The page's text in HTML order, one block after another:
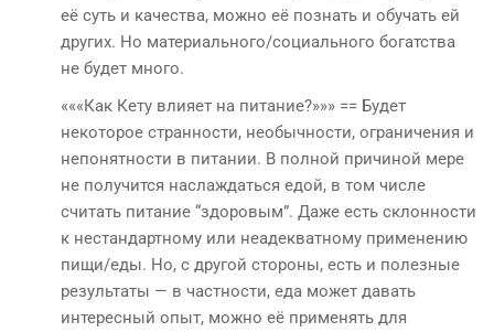
её суть и качества, можно её познать и обучать ей
других. Но материального/социального богатства
не будет много.
«««Как Кету влияет на питание?»»» == Будет
некоторое странности, необычности, ограничения и
непонятности в питании. В полной причиной мере
не получится наслаждаться едой, в том числе
считать питание “здоровым”. Даже есть склонности
к нестандартному или неадекватному применению
пищи/еды. Но, с другой стороны, есть и полезные
результаты — в частности, еда может давать
интересный опыт, можно её применять для